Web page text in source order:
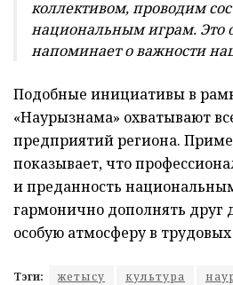
коллективом, проводим
национальным играм. Это
напоминает о важности
Подобные инициативы в
«Наурызнама» охватывают
предприятий региона.
показывает, что
и преданность
гармонично дополнять друг
особую атмосферу в
Тэги: жетысу культура